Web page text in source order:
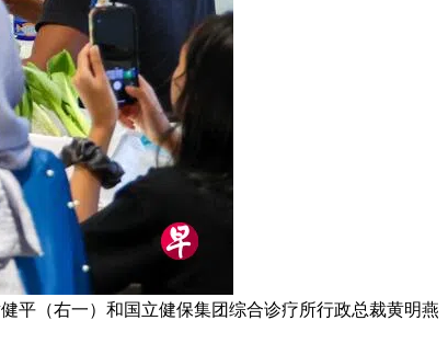
平（右一）和国立健保集团综合诊疗所行政总裁黄明燕